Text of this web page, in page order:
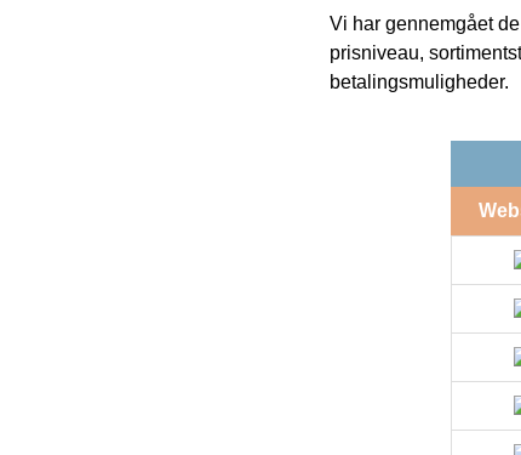
Vi har gennemgået
prisniveau,
betalingsmuligheder.